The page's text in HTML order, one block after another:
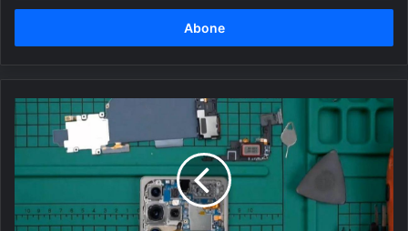
adresinizi
Samsung
Galaxy
S25
detaylı
bir
parçalama